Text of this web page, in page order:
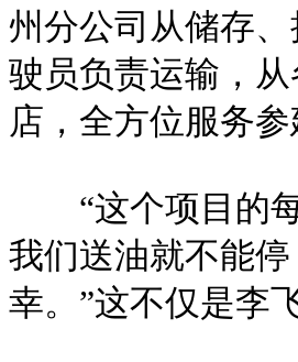
州分公司从储存
驶员负责运输，
店，全方位服务参
“这个项目的每
我们送油就不能
幸。”这不仅是李